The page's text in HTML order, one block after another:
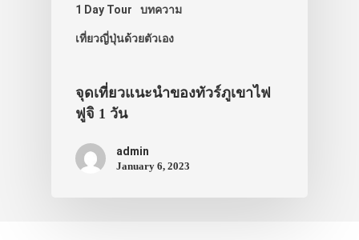
1 Day Tour บทความ
เที่ยวญี่ปุ่นด้วยตัวเอง
จุดเที่ยวแนะนำของทัวร์ภูเขาไฟ
ฟูจิ 1 วัน
admin
January 6, 2023
ทัวร์
ที่พัก
ภาพประทับใจ